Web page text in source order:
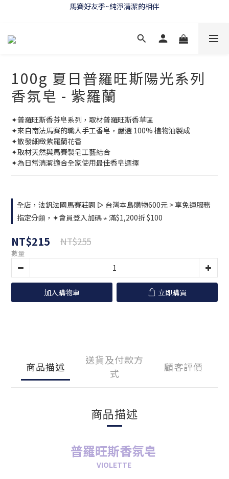
WELCOME 🇫🇷 LA CORVETTE
100g 夏日普羅旺斯陽光系列
香氛皂 - 紫羅蘭
✦普羅旺斯香芬皂系列，取材普羅旺斯香草區
✦來自南法馬賽的職人手工香皂，嚴選 100% 植物油製成
✦散發細緻紫羅蘭花香
✦取材天然與馬賽製皂工藝結合
✦為日常清潔適合全家使用最佳香皂選擇
全店，法釩法國馬賽莊園 ▻ 台灣本島購物600元 > 享免運服務
指定分類，✦會員登入加碼 ⋆ 滿$1,200折 $100
NT$215 NT$255
數量
加入購物車 立即購買
商品描述
送貨及付款方
式
顧客評價
商品描述
普羅旺斯香氛皂
VIOLETTE